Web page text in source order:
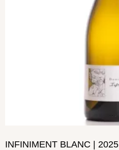
INFINIMENT BLANC | 2025